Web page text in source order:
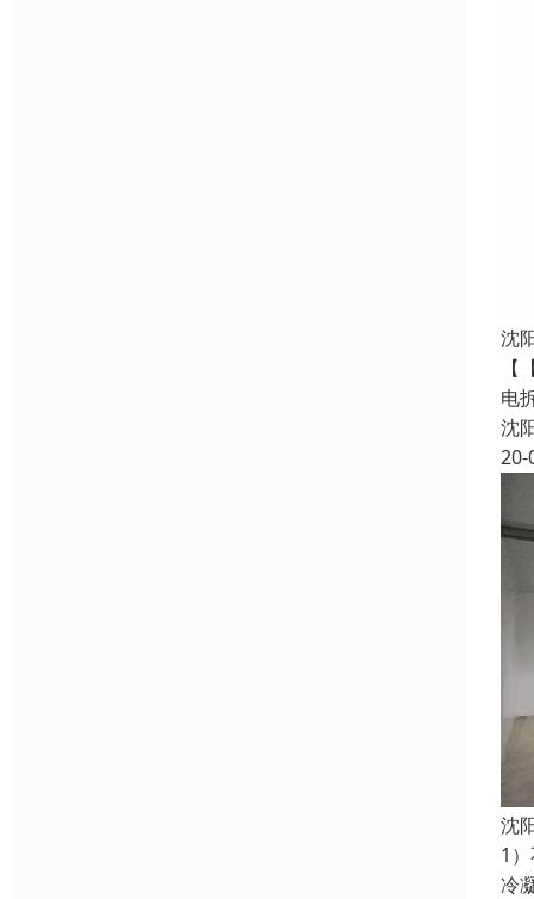
沈
电
沈
20-
沈
1
冷